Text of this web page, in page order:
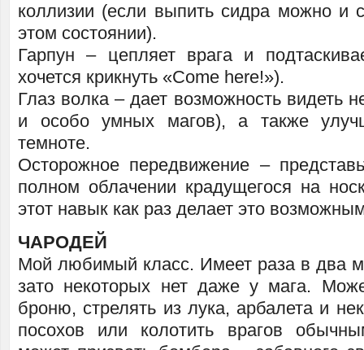
коллизии (если выпить сидра можно и
этом состоянии).
Гарпун – цепляет врага и
хочется крикнуть «Come here!»).
Глаз волка – дает возможность видеть
и особо умных магов), а также
темноте.
Осторожное передвижение –
полном облачении крадущегося на
этот навык как раз делает это
ЧАРОДЕЙ
Мой любимый класс. Имеет раза в два
зато некоторых нет даже у мага.
броню, стрелять из лука, арбалета и
посохов или колотить врагов